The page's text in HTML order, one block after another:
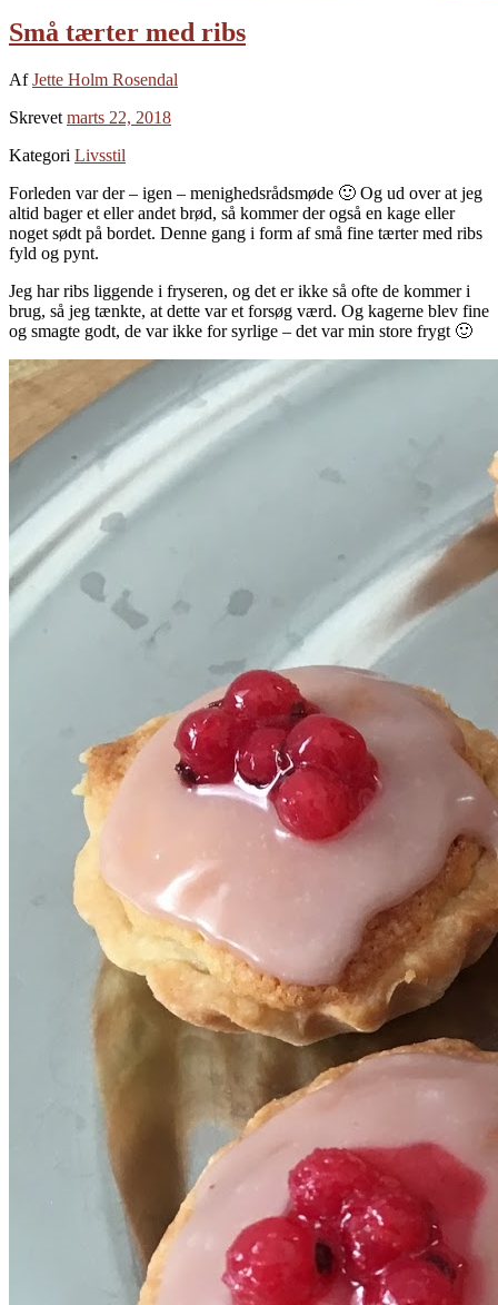
Små tærter med ribs
AfJette Holm Rosendal
Skrevet marts 22, 2018
Kategori Livsstil
Forleden var der – igen – menighedsrådsmøde 🙂 Og ud over at jeg
altid bager et eller andet brød, så kommer der også en kage eller
noget sødt på bordet. Denne gang i form af små fine tærter med ribs
fyld og pynt.
Jeg har ribs liggende i fryseren, og det er ikke så ofte de kommer i
brug, så jeg tænkte, at dette var et forsøg værd. Og kagerne blev fine
og smagte godt, de var ikke for syrlige – det var min store frygt 🙂